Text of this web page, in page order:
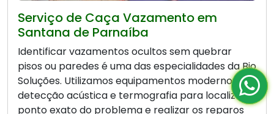
Serviço de Caça Vazamento em
Santana de Parnaíba
Identificar vazamentos ocultos sem quebrar
pisos ou paredes é uma das especialidades da Bio
Soluções. Utilizamos equipamentos modernos de
detecção acústica e termografia para localizar o
ponto exato do problema e realizar os reparos